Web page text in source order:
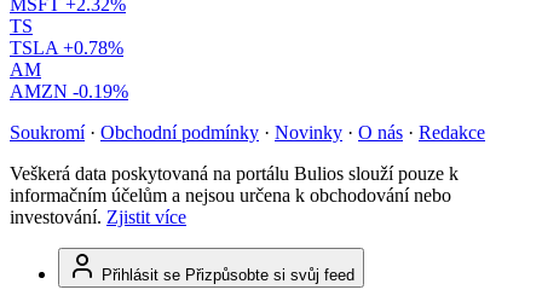
MSFT +2.32%
TS
TSLA +0.78%
AM
AMZN -0.19%
Soukromí · Obchodní podmínky · Novinky · O nás · Redakce
Veškerá data poskytovaná na portálu Bulios slouží pouze k
informačním účelům a nejsou určena k obchodování nebo
investování. Zjistit více
Přihlásit se Přizpůsobte si svůj feed